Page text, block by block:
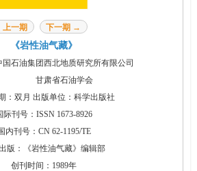
一期 下一期 →
《岩性油气藏》
国石油集团西北地质研究所有限公司
甘肃省石油学会
双月 出版单位：科学出版社
际刊号：ISSN 1673-8926
内刊号：CN 62-1195/TE
版：《岩性油气藏》编辑部
创刊时间：1989年